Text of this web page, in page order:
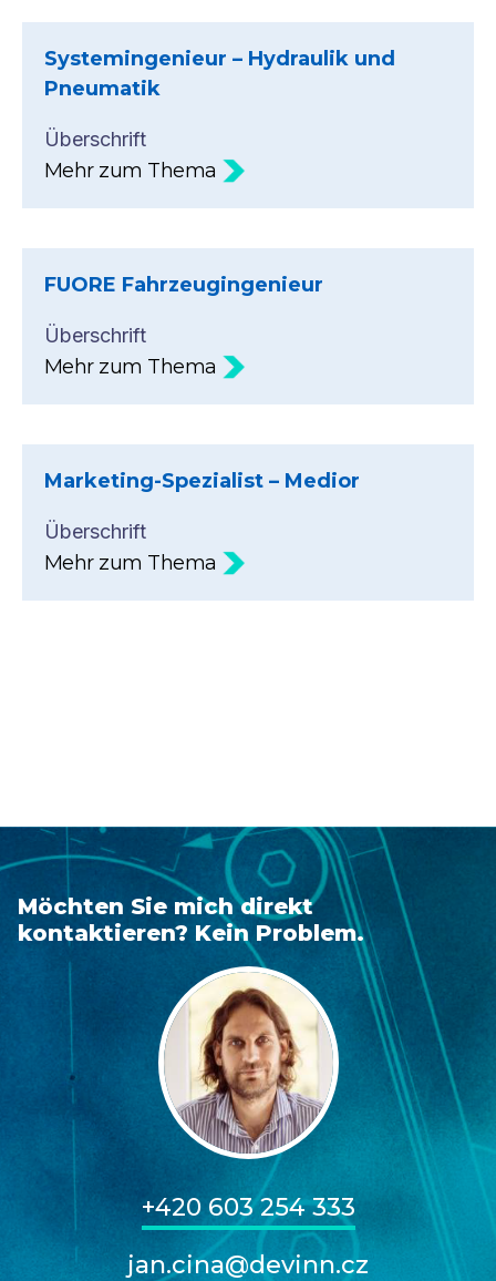
Systemingenieur – Hydraulik und
Pneumatik
Überschrift
Mehr zum Thema
FUORE Fahrzeugingenieur
Überschrift
Mehr zum Thema
Marketing-Spezialist – Medior
Überschrift
Mehr zum Thema
Möchten Sie mich direkt
kontaktieren? Kein Problem.
+420 603 254 333
jan.cina@devinn.cz